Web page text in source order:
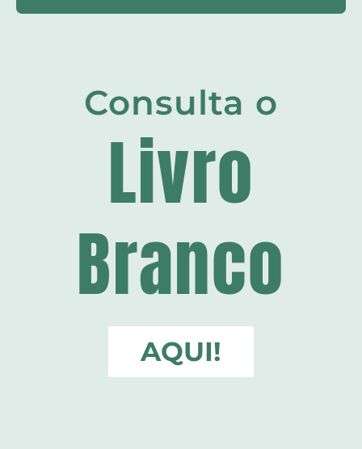
Consulta o
Livro
Branco
AQUI!